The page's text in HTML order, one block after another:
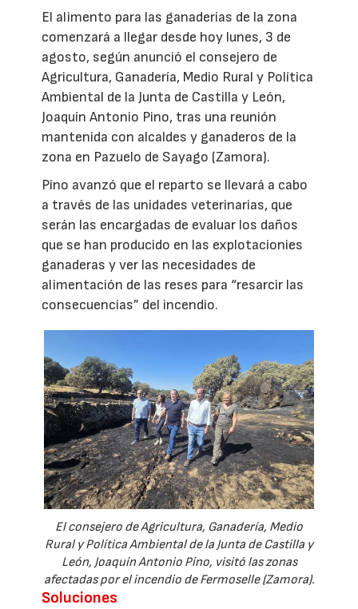
El alimento para las ganaderías de la zona
comenzará a llegar desde hoy lunes, 3 de
agosto, según anunció el consejero de
Agricultura, Ganadería, Medio Rural y Política
Ambiental de la Junta de Castilla y León,
Joaquín Antonio Pino, tras una reunión
mantenida con alcaldes y ganaderos de la
zona en Pazuelo de Sayago (Zamora).
Pino avanzó que el reparto se llevará a cabo
a través de las unidades veterinarias, que
serán las encargadas de evaluar los daños
que se han producido en las explotacionies
ganaderas y ver las necesidades de
alimentación de las reses para “resarcir las
consecuencias” del incendio.
El consejero de Agricultura, Ganadería, Medio
Rural y Política Ambiental de la Junta de Castilla y
León, Joaquín Antonio Pino, visitó las zonas
afectadas por el incendio de Fermoselle (Zamora).
Soluciones